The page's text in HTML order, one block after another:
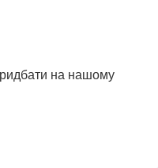
на нашому